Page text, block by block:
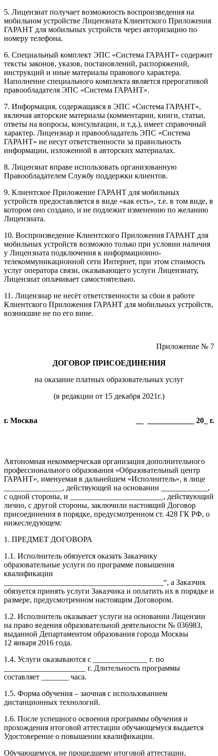
5. Лицензиат получает возможность воспроизведения на
мобильном устройстве Лицензиата Клиентского Приложения
ГАРАНТ для мобильных устройств через авторизацию по
номеру телефона.
6. Специальный комплект ЭПС «Система ГАРАНТ» содержит
тексты законов, указов, постановлений, распоряжений,
инструкций и иные материалы правового характера.
Наполнение специального комплекта является прерогативой
правообладателя ЭПС «Система ГАРАНТ».
7. Информация, содержащаяся в ЭПС «Система ГАРАНТ»,
включая авторские материалы (комментарии, книги, статьи,
ответы на вопросы, консультации, и т.д.), имеет справочный
характер. Лицензиар и правообладатель ЭПС «Система
ГАРАНТ» не несут ответственности за правильность
информации, изложенной в авторских материалах.
8. Лицензиат вправе использовать организованную
Правообладателем Службу поддержки клиентов.
9. Клиентское Приложение ГАРАНТ для мобильных
устройств предоставляется в виде «как есть», т.е. в том виде, в
котором оно создано, и не подлежит изменению по желанию
Лицензиата.
10. Воспроизведение Клиентского Приложения ГАРАНТ для
мобильных устройств возможно только при условии наличия
у Лицензиата подключения к информационно-
телекоммуникационной сети Интернет, при этом стоимость
услуг оператора связи, оказывающего услуги Лицензиату,
Лицензиат оплачивает самостоятельно.
11. Лицензиар не несёт ответственности за сбои в работе
Клиентского Приложения ГАРАНТ для мобильных устройств,
возникшие не по его вине.
Приложение № 7
ДОГОВОР ПРИСОЕДИНЕНИЯ
на оказание платных образовательных услуг
(в редакции от 15 декабря 2021г.)
г. Москва __ ____________ 20_ г.
Автономная некоммерческая организация дополнительного
профессионального образования «Образовательный центр
ГАРАНТ», именуемая в дальнейшем «Исполнитель», в лице
_______________, действующей на основании ____________,
с одной стороны, и ________________________, действующий
лично, с другой стороны, заключили настоящий Договор
присоединения в порядке, предусмотренном ст. 428 ГК РФ, о
нижеследующем:
1. ПРЕДМЕТ ДОГОВОРА
1.1. Исполнитель обязуется оказать Заказчику
образовательные услуги по программе повышения
квалификации
_________________________________________“, а Заказчик
обязуется принять услуги Заказчика и оплатить их в порядке и
размере, предусмотренном настоящим Договором.
1.2. Исполнитель оказывает услуги на основании Лицензии
на право ведения образовательной деятельности № 036983,
выданной Департаментом образования города Москвы
12 января 2016 года.
1.4. Услуги оказываются с ______________ г. по
_____________________ г. Длительность программы
составляет _______ часа.
1.5. Форма обучения – заочная с использованием
дистанционных технологий.
1.6. После успешного освоения программы обучения и
прохождения итоговой аттестации обучающемуся выдается
Удостоверение о повышении квалификации.
Обучающемуся, не прошедшему итоговой аттестации,